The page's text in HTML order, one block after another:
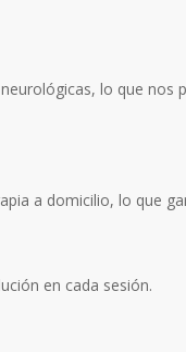
lo que nos
a domicilio, lo que
en cada sesión.